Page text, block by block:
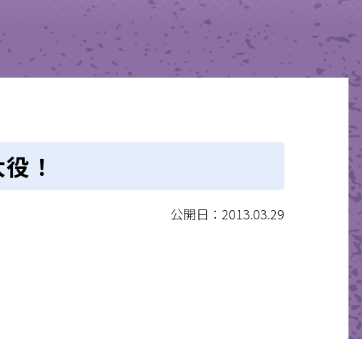
！
公開日：2013.03.29